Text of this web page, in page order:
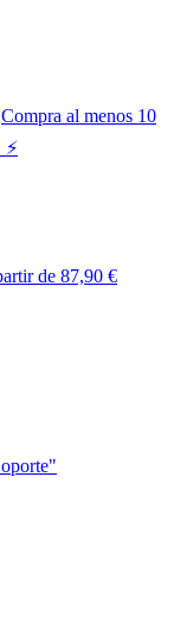
al menos 10
de 87,90 €